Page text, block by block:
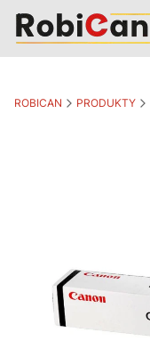
ROBICAN PRODUKTY